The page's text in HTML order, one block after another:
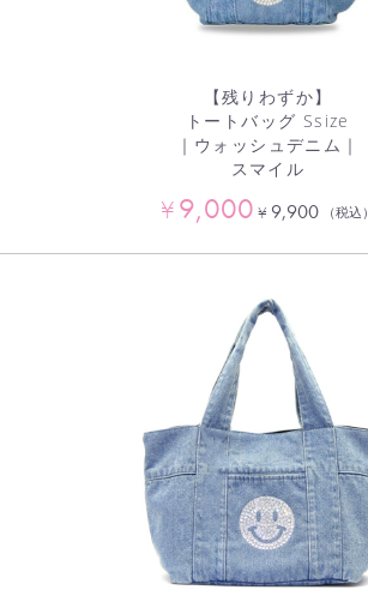
【残りわずか】
トートバッグ Ssize
｜ウォッシュデニム｜
スマイル
¥9,000 ¥ 9,900 （税込）